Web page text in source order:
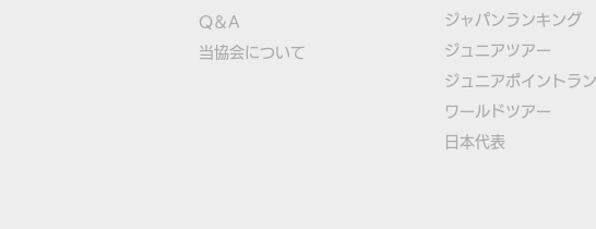
フットゴルフジャパンツアー
2019-21シーズン表彰式＆
21-22シーズンに関する動画
Q＆A
​当協会について
ジャパンランキング
ジュニアツアー
ジュニアポイントラ
​ワールドツアー
​​日本代表